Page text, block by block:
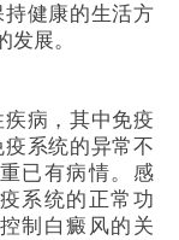
健康的生活方
展。
病，其中免疫
系统的异常不
已有病情。感
系统的正常功
制白癜风的关